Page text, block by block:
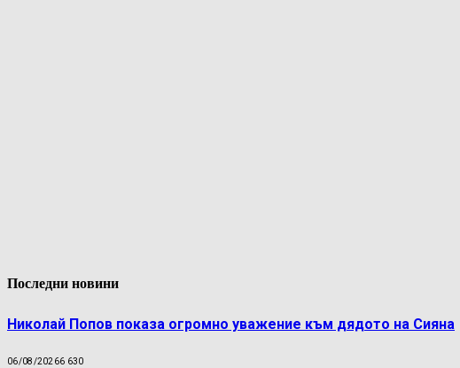
Последни новини
Николай Попов показа огромно уважение към дядото на Сияна
06/08/20266 630